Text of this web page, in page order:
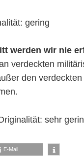
gering
werden wir nie
verdeckten
den
sehr
E-Mail